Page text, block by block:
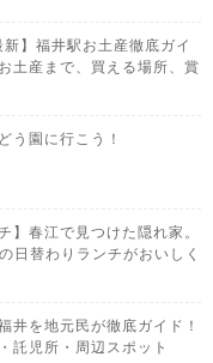
】福井駅お土産徹底ガイ
土産まで、買える場所、賞
う園に行こう！
】春江で見つけた隠れ家。
日替わりランチがおいしく
井を地元民が徹底ガイド！
託児所・周辺スポット